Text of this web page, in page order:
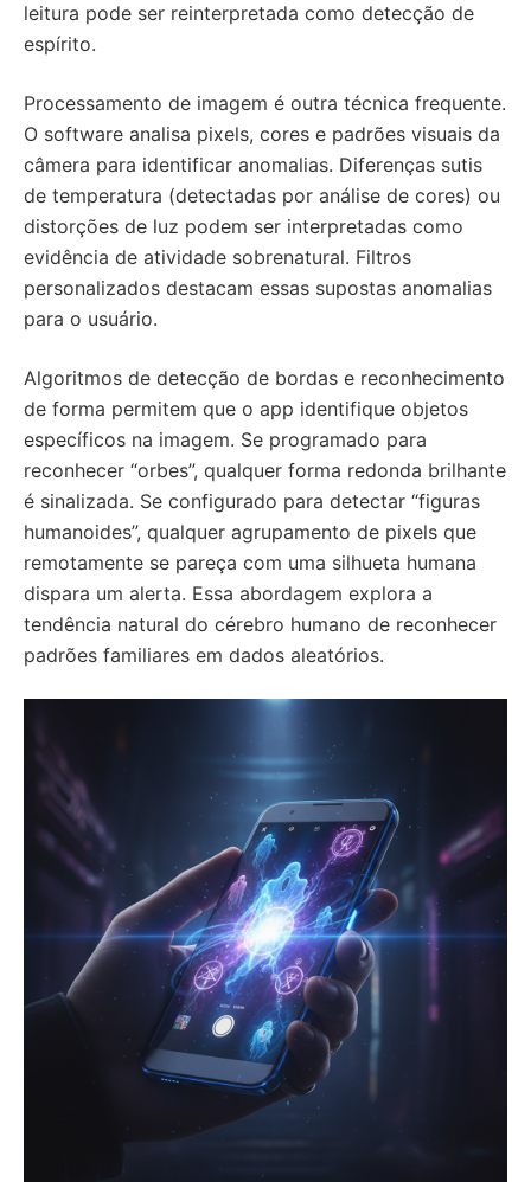
leitura pode ser reinterpretada como detecção de
espírito.
Processamento de imagem é outra técnica frequente.
O software analisa pixels, cores e padrões visuais da
câmera para identificar anomalias. Diferenças sutis
de temperatura (detectadas por análise de cores) ou
distorções de luz podem ser interpretadas como
evidência de atividade sobrenatural. Filtros
personalizados destacam essas supostas anomalias
para o usuário.
Algoritmos de detecção de bordas e reconhecimento
de forma permitem que o app identifique objetos
específicos na imagem. Se programado para
reconhecer “orbes”, qualquer forma redonda brilhante
é sinalizada. Se configurado para detectar “figuras
humanoides”, qualquer agrupamento de pixels que
remotamente se pareça com uma silhueta humana
dispara um alerta. Essa abordagem explora a
tendência natural do cérebro humano de reconhecer
padrões familiares em dados aleatórios.